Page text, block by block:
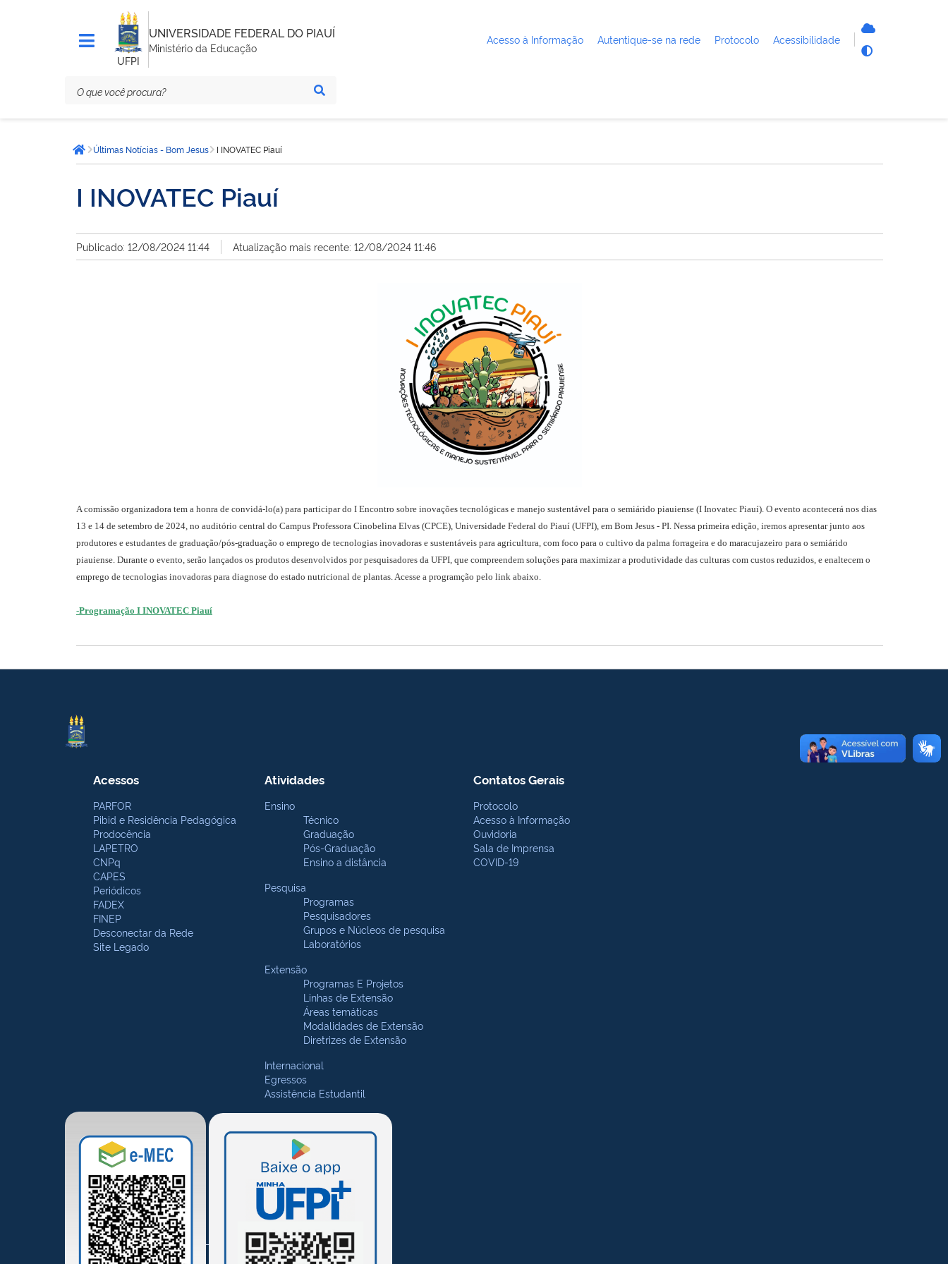
UFPI
UNIVERSIDADE FEDERAL DO PIAUÍ
Ministério da Educação
Acesso à Informação Autentique-se na rede Protocolo Acessibilidade
está
aqui:Página inicial
Últimas Notícias - Bom Jesus I INOVATEC Piauí
I INOVATEC Piauí
Publicado: 12/08/2024 11:44 Atualização mais recente: 12/08/2024 11:46
A comissão organizadora tem a honra de convidá-lo(a) para participar do I Encontro sobre inovações tecnológicas e manejo sustentável para o semiárido piauiense (I Inovatec Piauí). O evento acontecerá nos dias
13 e 14 de setembro de 2024, no auditório central do Campus Professora Cinobelina Elvas (CPCE), Universidade Federal do Piauí (UFPI), em Bom Jesus - PI. Nessa primeira edição, iremos apresentar junto aos
produtores e estudantes de graduação/pós-graduação o emprego de tecnologias inovadoras e sustentáveis para agricultura, com foco para o cultivo da palma forrageira e do maracujazeiro para o semiárido
piauiense. Durante o evento, serão lançados os produtos desenvolvidos por pesquisadores da UFPI, que compreendem soluções para maximizar a produtividade das culturas com custos reduzidos, e enaltecem o
emprego de tecnologias inovadoras para diagnose do estado nutricional de plantas. Acesse a programção pelo link abaixo.
-Programação I INOVATEC Piauí
Acessos
PARFOR
Pibid e Residência Pedagógica
Prodocência
LAPETRO
CNPq
CAPES
Periódicos
FADEX
FINEP
Desconectar da Rede
Site Legado
Atividades
Ensino
Técnico
Graduação
Pós-Graduação
Ensino a distância
Pesquisa
Programas
Pesquisadores
Grupos e Núcleos de pesquisa
Laboratórios
Extensão
Programas E Projetos
Linhas de Extensão
Áreas temáticas
Modalidades de Extensão
Diretrizes de Extensão
Internacional
Egressos
Assistência Estudantil
Contatos Gerais
Protocolo
Acesso à Informação
Ouvidoria
Sala de Imprensa
COVID-19